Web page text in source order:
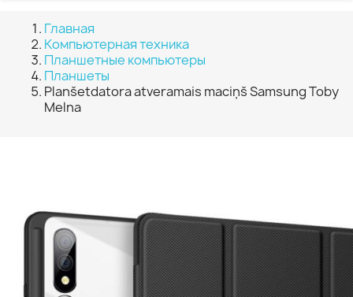
Главная
Компьютерная техника
Планшетные компьютеры
Планшеты
Planšetdatora atveramais maciņš Samsung Toby
Melna